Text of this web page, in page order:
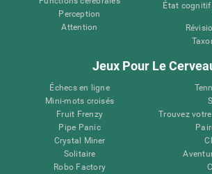
Perception
Attention
État cognitif
Jeux Pour Le
Échecs en ligne
Mini-mots croisés
Fruit Frenzy
Pipe Panic
Crystal Miner
Solitaire
Robo Factory
Trouvez